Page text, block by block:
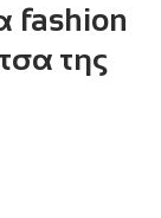
fashion
της